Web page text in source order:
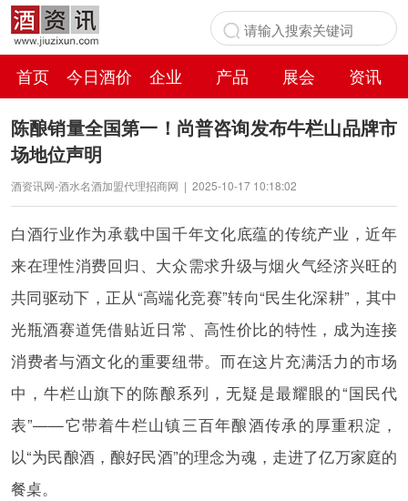
首页 今日酒价 企业 产品 展会
资讯
百科
陈酿销量全国第一！尚普咨询发布牛栏山品牌市
场地位声明
酒资讯网-酒水名酒加盟代理招商网 | 2025-10-17 10:18:02
白酒行业作为承载中国千年文化底蕴的传统产业，近年
来在理性消费回归、大众需求升级与烟火气经济兴旺的
共同驱动下，正从“高端化竞赛”转向“民生化深耕”，其中
光瓶酒赛道凭借贴近日常、高性价比的特性，成为连接
消费者与酒文化的重要纽带。而在这片充满活力的市场
中，牛栏山旗下的陈酿系列，无疑是最耀眼的“国民代
表”——它带着牛栏山镇三百年酿酒传承的厚重积淀，
以“为民酿酒，酿好民酒”的理念为魂，走进了亿万家庭的
餐桌。